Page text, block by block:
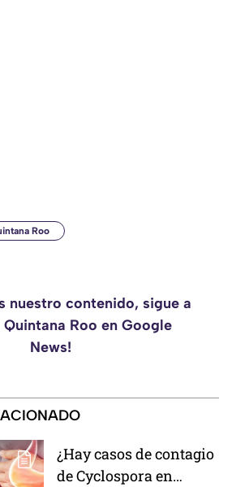
Roo
nuestro contenido, sigue a
Roo en Google
News!
¿Hay casos de contagio
de Cyclospora en